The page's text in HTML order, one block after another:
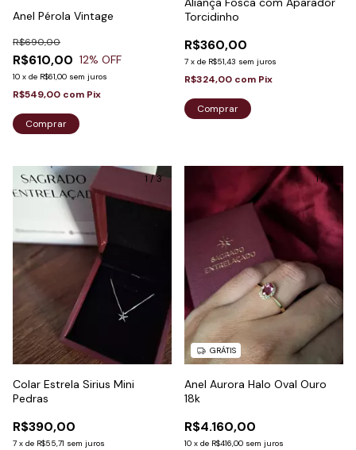
Anel Pérola Vintage
R$610,00
R$690,00
12% OFF
10 x de R$61,00 sem juros
R$549,00 com Pix
Torcidinho
R$360,00
7 x de R$51,43 sem juros
R$324,00 com Pix
Comprar
1/3
Colar Estrela Sirius Mini
Pedras
R$390,00
7 x de R$55,71 sem juros
1/
GRÁTIS
Anel Aurora Halo Oval Ouro
18k
R$4.160,00
10 x de R$416,00 sem juros